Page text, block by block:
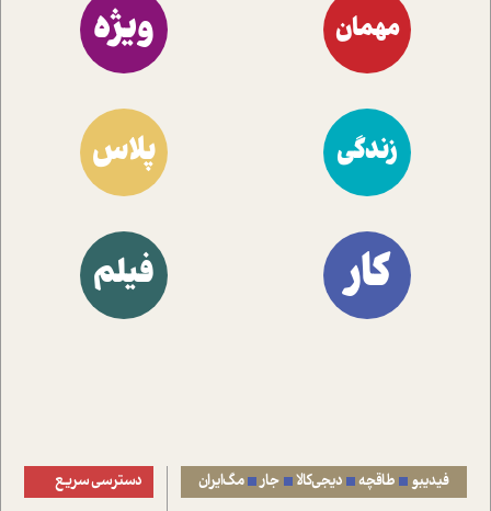
مهمان ویژه
زندگی پلاس
کار فیلم
فیدیبو طاقچه دیجی‌کالا جار مگ‌ایران دسترسی سریع